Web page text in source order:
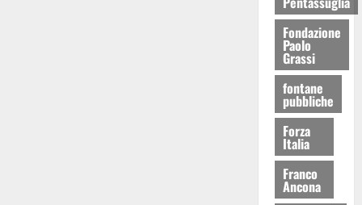
Fondazione
Paolo
Grassi
fontane
pubbliche
Forza
Italia
Franco
Ancona